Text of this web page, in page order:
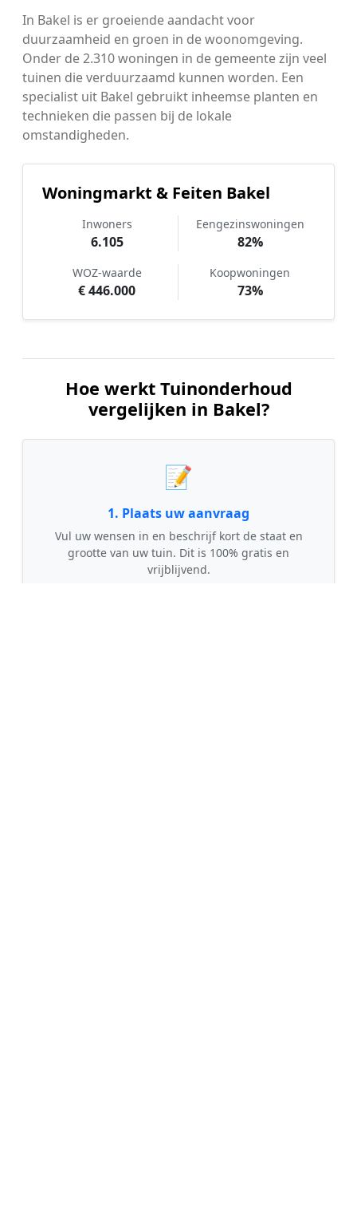
In Bakel is er groeiende aandacht voor
duurzaamheid en groen in de woonomgeving.
Onder de 2.310 woningen in de gemeente zijn veel
tuinen die verduurzaamd kunnen worden. Een
specialist uit Bakel gebruikt inheemse planten en
technieken die passen bij de lokale
omstandigheden.
Woningmarkt & Feiten Bakel
Inwoners
6.105
Eengezinswoningen
82%
WOZ-waarde
€ 446.000
Koopwoningen
73%
Hoe werkt Tuinonderhoud
vergelijken in Bakel?
📝
1. Plaats uw aanvraag
Vul uw wensen in en beschrijf kort de staat en
grootte van uw tuin. Dit is 100% gratis en
vrijblijvend.